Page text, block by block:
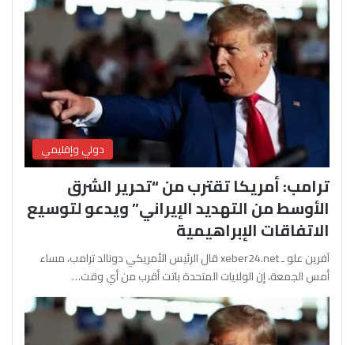
دولي وإقليمي
ترامب: أمريكا تقترب من “تحرير الشرق
الأوسط من التهديد الإيراني” ويدعو لتوسيع
الاتفاقات الإبراهيمية
آفرين علو ـ xeber24.net قال الرئيس الأمريكي دونالد ترامب، مساء
أمس الجمعة، إن الولايات المتحدة باتت أقرب من أي وقت…